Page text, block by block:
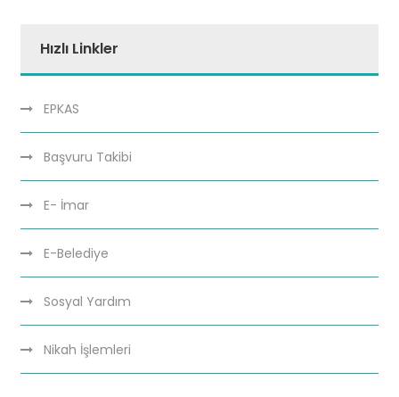
Hızlı Linkler
EPKAS
Başvuru Takibi
E- İmar
E-Belediye
Sosyal Yardım
Nikah İşlemleri